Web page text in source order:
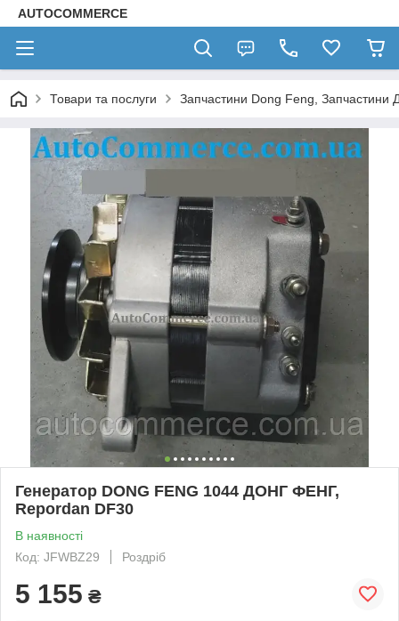
AUTOCOMMERCE
Товари та послуги Запчастини Dong Feng, Запчастини
Генератор DONG FENG 1044 ДОНГ ФЕНГ,
Repordan DF30
В наявності
Код: JFWBZ29
Роздріб
5 155 ₴